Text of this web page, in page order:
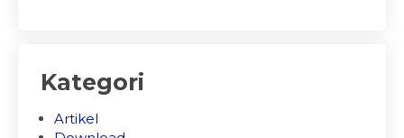
Kategori
Artikel